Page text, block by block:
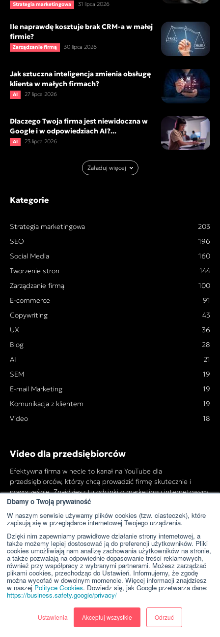
Dbamy o Twoją prywatność
W naszym serwisie używamy plików cookies (tzw. ciasteczek), które
zapisują się w przeglądarce internetowej Twojego urządzenia.
Dzięki nim zapewniamy prawidłowe działanie strony internetowej, a
także możemy lepiej dostosować ją do preferencji użytkowników. Pliki
cookies umożliwiają nam analizę zachowania użytkowników na stronie,
a także pozwalają na odpowiednie dopasowanie treści reklamowych,
również przy współpracy z wybranymi partnerami. Możesz zarządzać
plikami cookies, przechodząc do Ustawień. Informujemy, że zgodę
można wycofać w dowolnym momencie. Więcej informacji znajdziesz
w naszejPolityce Cookies. Dowiedz się, jak Google przetwarza dane:
https://business.safety.google/privacy/
Ustawienia Akceptuj wszystkie Odrzuć
Strategia marketingowa 31 lipca 2026
Ile naprawdę kosztuje brak CRM-a w małej
firmie?
Zarządzanie firmą 30 lipca 2026
Jak sztuczna inteligencja zmienia obsługę
klienta w małych firmach?
AI 27 lipca 2026
Dlaczego Twoja firma jest niewidoczna w
Google i w odpowiedziach AI?...
AI 23 lipca 2026
Załaduj więcej
Kategorie
Strategia marketingowa
203
SEO
196
Social Media
160
Tworzenie stron
144
Zarządzanie firmą
100
E-commerce
91
Copywriting
43
UX
36
Blog
28
AI
21
SEM
19
E-mail Marketing
19
Komunikacja z klientem
19
Video
18
Video dla przedsiębiorców
Efektywna firma w necie to kanał na YouTube dla
przedsiębiorców, którzy chcą prowadzić firmę skutecznie i
nowocześnie. Znajdziesz tu odcinki o marketingu internetowym,
księgowości, prawie, finansach oraz innych tematach ważnych w
codziennym prowadzeniu biznesu. Nasi eksperci dzielą się
praktyczną wiedzą, dzięki której rozwijasz firmę krok po kroku.
Zobacz kanał na YouTube i zacznij działać efektywniej!
Przejdź do kanału YouTube